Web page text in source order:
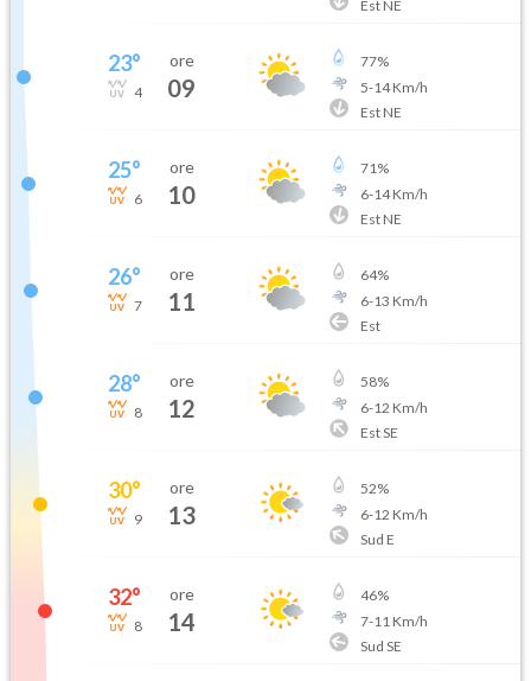
Est NE
23°
4
ore
09
77%
5-14Km/h
Est NE
25°
6
ore
10
71%
6-14Km/h
Est NE
26°
7
ore
11
64%
6-13 Km/h
Est
28°
8
ore
12
58%
6-12 Km/h
Est SE
30°
9
ore
13
52%
6-12 Km/h
Sud E
32°
8
ore
14
46%
7-11 Km/h
Sud SE